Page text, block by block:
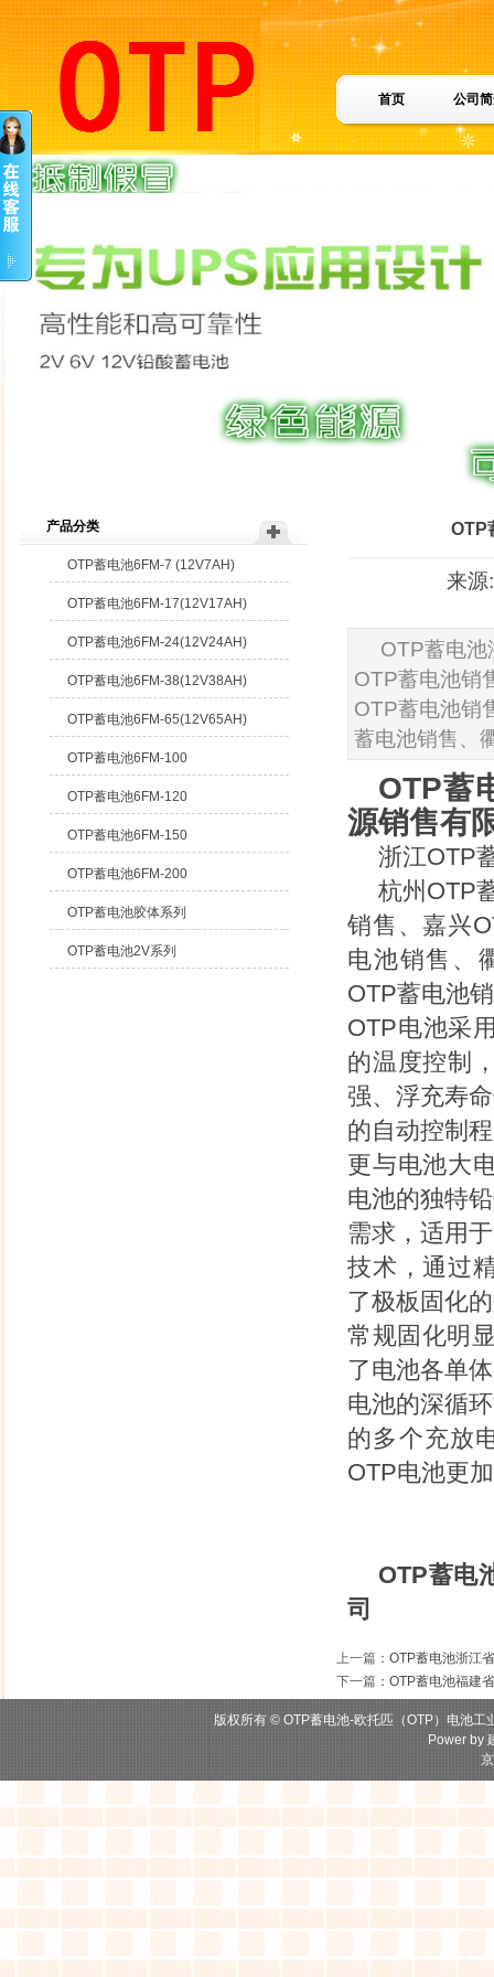
首页 公司
产品分类
OTP蓄电池6FM-7 (12V7AH)
OTP蓄电池6FM-17(12V17AH)
OTP蓄电池6FM-24(12V24AH)
OTP蓄电池6FM-38(12V38AH)
OTP蓄电池6FM-65(12V65AH)
OTP蓄电池6FM-100
OTP蓄电池6FM-120
OTP蓄电池6FM-150
OTP蓄电池6FM-200
OTP蓄电池胶体系列
OTP蓄电池2V系列
OTP
来
OTP蓄电池
OTP蓄电池销
OTP蓄电池销
蓄电池销售、
OTP蓄
源销售有
浙江OTP
杭州OTP
销售、嘉兴
电池销售、
OTP蓄电池
OTP电池采
的温度控制
强、浮充寿
的自动控制
更与电池大
电池的独特
需求，适用
技术，通过
了极板固化
常规固化明
了电池各单
电池的深循
的多个充放
OTP电池更
OTP蓄电
司
上一篇 ： OTP蓄电池浙江
下一篇 ： OTP蓄电池福建
版权所有 © OTP蓄电池-欧托匹（OTP）电池
Power by